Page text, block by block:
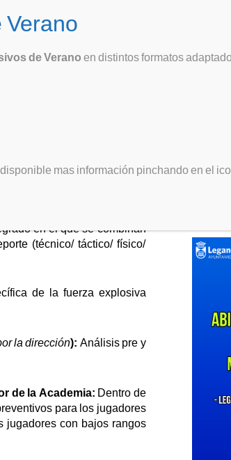
Inicio Club
en el que se combinan
(técnico/ táctico/ físico/
de la fuerza explosiva
la dirección): Análisis pre y
de la Academia: Dentro de
para los jugadores
jugadores con bajos rangos
de Verano en distintos formatos
mas información pinchando en el